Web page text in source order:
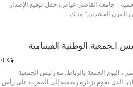
– جامعة القاضي عياض، حفل توقيع الإصدار
القرن العشرين” وذلك…
الوطنية الفيتنامية
اليوم الجمعة بالرباط، مع رئيس الجمعية
مان، الذي يقوم بزيارة رسمية إلى المغرب على رأس